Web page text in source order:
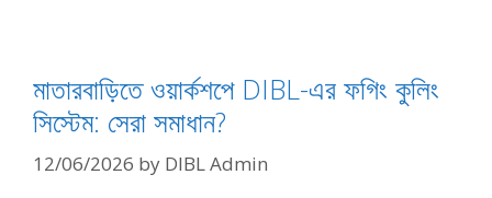
মাতারবাড়িতে ওয়ার্কশপে DIBL-এর ফগিং কুলিং
সিস্টেম: সেরা সমাধান?
12/06/2026 by DIBL Admin